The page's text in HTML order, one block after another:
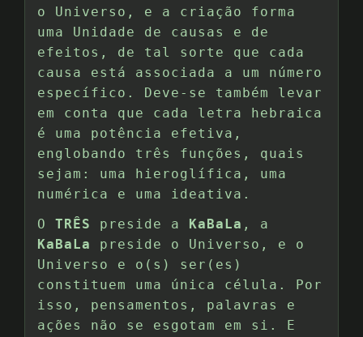
o Universo, e a criação forma
uma Unidade de causas e de
efeitos, de tal sorte que cada
causa está associada a um número
específico. Deve-se também levar
em conta que cada letra hebraica
é uma potência efetiva,
englobando três funções, quais
sejam: uma hieroglífica, uma
numérica e uma ideativa.
O TRÊS preside a KaBaLa , a
KaBaLa
preside o Universo, e o
Universo e o(s) ser(es)
constituem uma única célula. Por
isso, pensamentos, palavras e
ações não se esgotam em si. E